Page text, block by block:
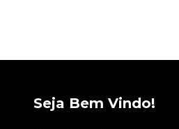
Seja Bem Vindo!